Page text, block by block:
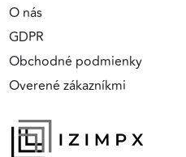
O nás
GDPR
Obchodné podmienky
Overené zákazníkmi